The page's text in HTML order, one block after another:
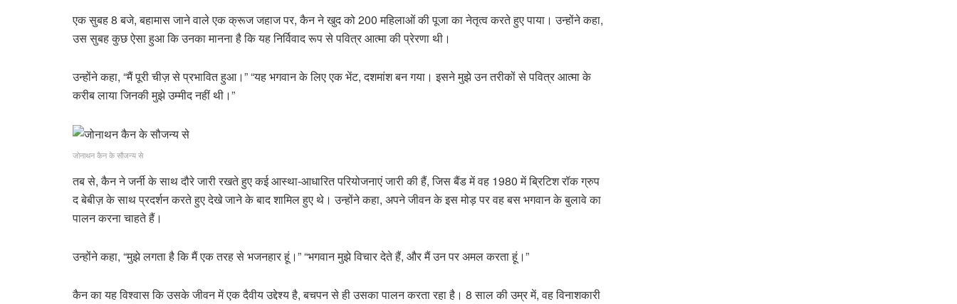
एक सुबह 8 बजे, बहामास जाने वाले एक क्रूज जहाज पर, कैन ने खुद को 200 महिलाओं की पूजा का नेतृत्व करते हुए पाया। उन्होंने कहा,
उस सुबह कुछ ऐसा हुआ कि उनका मानना ​​है कि यह निर्विवाद रूप से पवित्र आत्मा की प्रेरणा थी।
उन्होंने कहा, “मैं पूरी चीज़ से प्रभावित हुआ।” “यह भगवान के लिए एक भेंट, दशमांश बन गया। इसने मुझे उन तरीकों से पवित्र आत्मा के
करीब लाया जिनकी मुझे उम्मीद नहीं थी।”
जोनाथन कैन के सौजन्य से
तब से, कैन ने जर्नी के साथ दौरे जारी रखते हुए कई आस्था-आधारित परियोजनाएं जारी की हैं, जिस बैंड में वह 1980 में ब्रिटिश रॉक ग्रुप
द बेबीज़ के साथ प्रदर्शन करते हुए देखे जाने के बाद शामिल हुए थे। उन्होंने कहा, अपने जीवन के इस मोड़ पर वह बस भगवान के बुलावे का
पालन करना चाहते हैं।
उन्होंने कहा, “मुझे लगता है कि मैं एक तरह से भजनहार हूं।” “भगवान मुझे विचार देते हैं, और मैं उन पर अमल करता हूं।”
कैन का यह विश्वास कि उसके जीवन में एक दैवीय उद्देश्य है, बचपन से ही उसका पालन करता रहा है। 8 साल की उम्र में, वह विनाशकारी